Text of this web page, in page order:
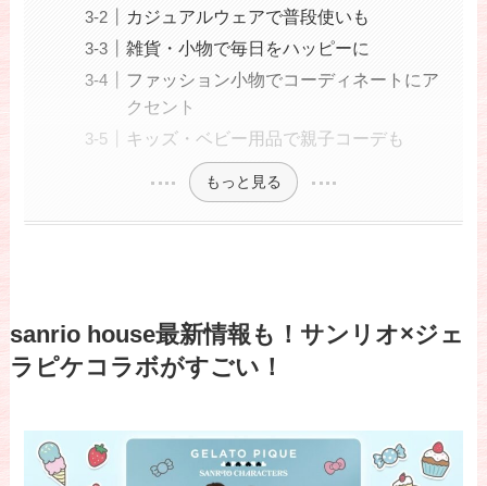
カジュアルウェアで普段使いも
雑貨・小物で毎日をハッピーに
ファッション小物でコーディネートにア
クセント
キッズ・ベビー用品で親子コーデも
もっと見る
sanrio house最新情報も！サンリオ×ジェ
ラピケコラボがすごい！